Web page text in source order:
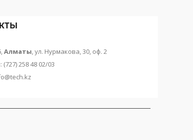
Алматы , ул. Нурмакова, 30, оф. 2
: (727) 258 48 02/03